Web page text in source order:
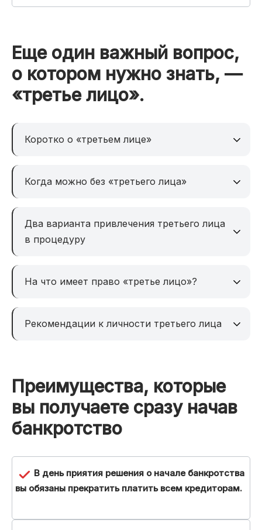
Еще один важный вопрос,
о котором нужно знать, —
«третье лицо».
Коротко о «третьем лице»
Когда можно без «третьего лица»
Два варианта привлечения третьего лица
в процедуру
На что имеет право «третье лицо»?
Рекомендации к личности третьего лица
Преимущества, которые
вы получаете сразу начав
банкротство
В день приятия решения о начале банкротства
вы обязаны прекратить платить всем кредиторам.